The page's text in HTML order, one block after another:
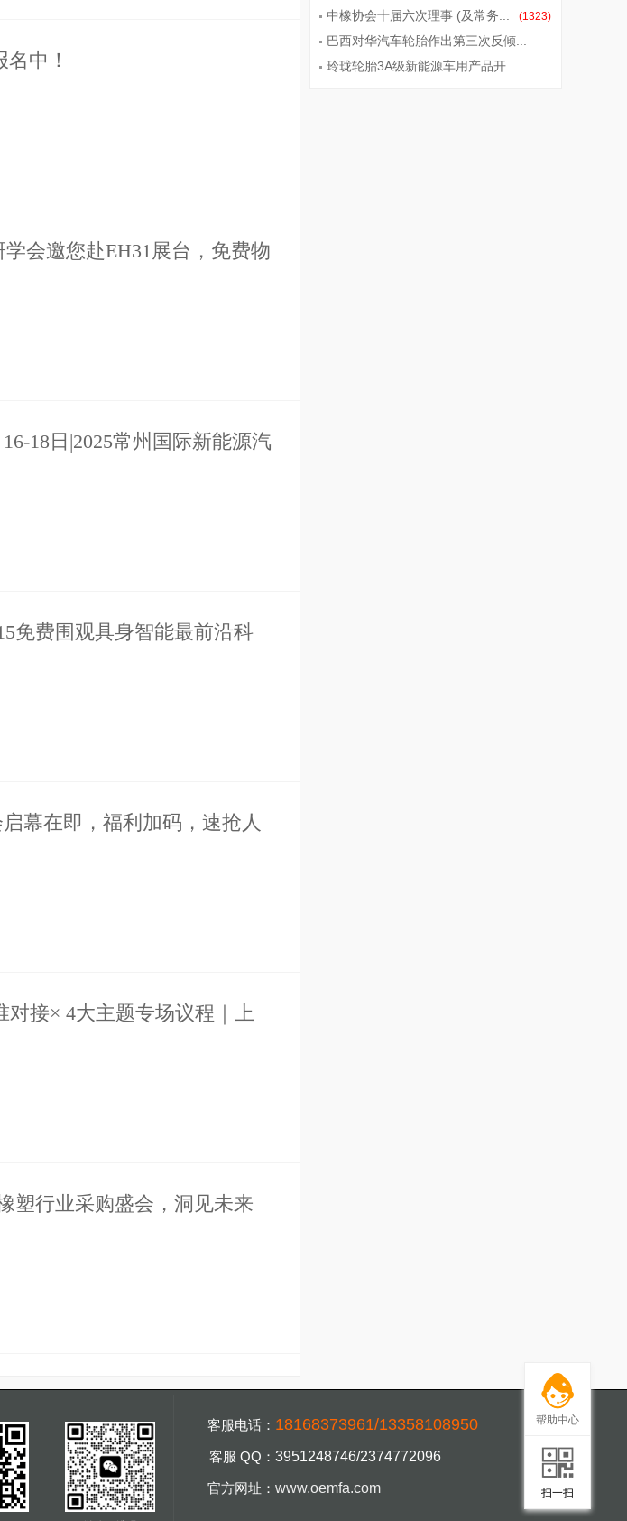
中！
会邀您赴EH31展台，免费物
18日|2025常州国际新能源汽
免费围观具身智能最前沿科
幕在即，福利加码，速抢人
接× 4大主题专场议程｜上
塑行业采购盛会，洞见未来
中橡协会十届六次理事 (及常务... (1323)
巴西对华汽车轮胎作出第三次反倾...
(1319)
玲珑轮胎3A级新能源车用产品开...
客服电话： 18168373961/13358108950
客服 QQ： 3951248746/2374772096
官方网址： www.oemfa.com
帮助中心
扫一扫
扫一扫，手机访